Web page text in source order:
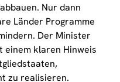
Nur dann
Länder Programme
Der Minister
einem klaren Hinweis
zu realisieren.